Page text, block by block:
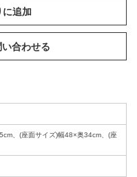
に追加
合わせる
、(座面サイズ)幅48×奥34cm、(座